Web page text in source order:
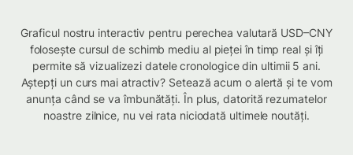
Graficul nostru interactiv pentru perechea valutară USD–CNY
folosește cursul de schimb mediu al pieței în timp real și îți
permite să vizualizezi datele cronologice din ultimii 5 ani.
Aștepți un curs mai atractiv? Setează acum o alertă și te vom
anunța când se va îmbunătăți. În plus, datorită rezumatelor
noastre zilnice, nu vei rata niciodată ultimele noutăți.